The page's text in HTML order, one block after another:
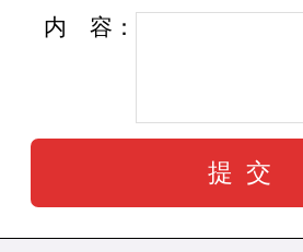
内
容：